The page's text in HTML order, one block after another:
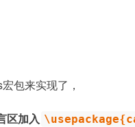
包来实现了，
区加入